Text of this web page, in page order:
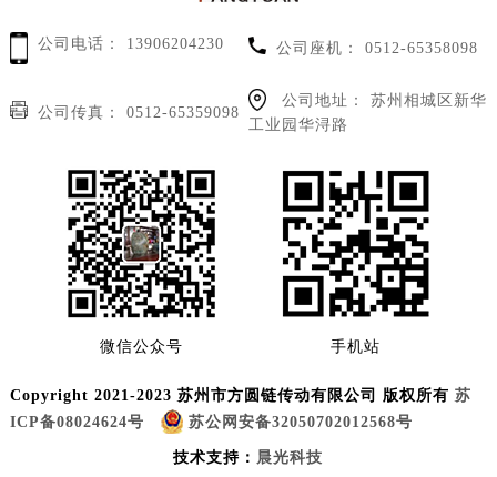
公司电话： 13906204230 公司座机： 0512-65358098
公司传真： 0512-65359098
公司地址：
苏州相城区新华
工业园华浔路
微信公众号 手机站
Copyright 2021-2023 苏州市方圆链传动有限公司 版权所有 苏
ICP备08024624号
苏公网安备32050702012568号
技术支持： 晨光科技